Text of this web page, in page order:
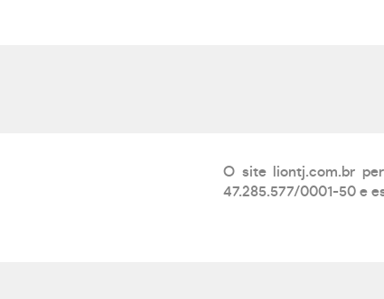
O site liontj.com.br
47.285.577/0001-50 e